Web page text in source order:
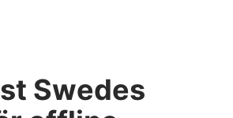
Swedes